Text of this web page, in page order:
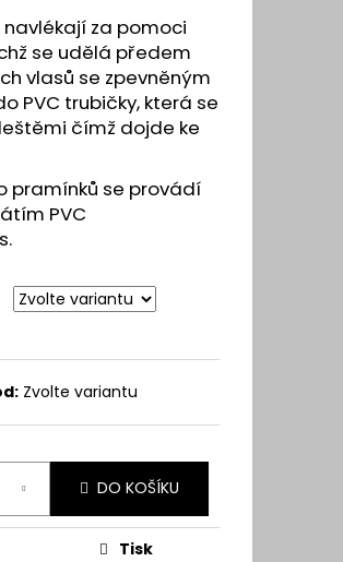
navlékají za pomoci
se udělá předem
vlasů se zpevněným
PVC trubičky, která se
čímž dojde ke
pramínků se provádí
PVC
Zvolte variantu
DO KOŠÍKU
Tisk